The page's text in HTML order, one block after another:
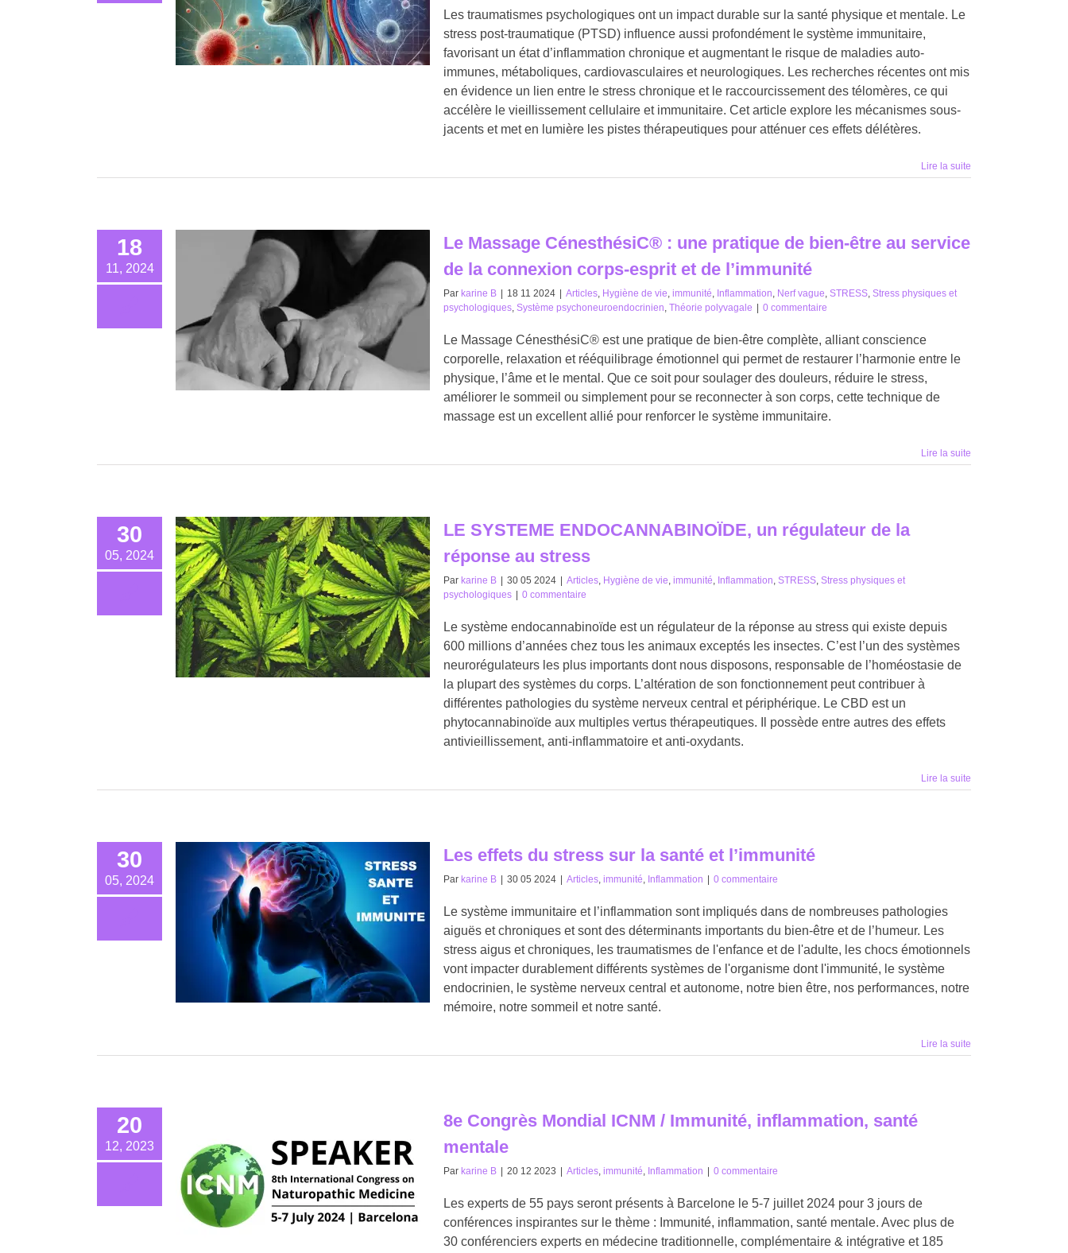
Les traumatismes psychologiques ont un impact durable sur la santé physique et mentale. Le
stress post-traumatique (PTSD) influence aussi profondément le système immunitaire,
favorisant un état d’inflammation chronique et augmentant le risque de maladies auto-
immunes, métaboliques, cardiovasculaires et neurologiques. Les recherches récentes ont mis
en évidence un lien entre le stress chronique et le raccourcissement des télomères, ce qui
accélère le vieillissement cellulaire et immunitaire. Cet article explore les mécanismes sous-
jacents et met en lumière les pistes thérapeutiques pour atténuer ces effets délétères.
Lire la suite
18
11, 2024
Le Massage CénesthésiC® : une pratique de bien-être au service
de la connexion corps-esprit et de l’immunité
Par karine B 18 11 2024 Articles, Hygiène de vie, immunité, Inflammation, Nerf vague, STRESS, Stress physiques et
psychologiques, Système psychoneuroendocrinien, Théorie polyvagale 0 commentaire
Le Massage CénesthésiC® est une pratique de bien-être complète, alliant conscience
corporelle, relaxation et rééquilibrage émotionnel qui permet de restaurer l’harmonie entre le
physique, l’âme et le mental. Que ce soit pour soulager des douleurs, réduire le stress,
améliorer le sommeil ou simplement pour se reconnecter à son corps, cette technique de
massage est un excellent allié pour renforcer le système immunitaire.
Lire la suite
30
05, 2024
LE SYSTEME ENDOCANNABINOÏDE, un régulateur de la
réponse au stress
Par karine B 30 05 2024 Articles, Hygiène de vie, immunité, Inflammation, STRESS, Stress physiques et
psychologiques
0 commentaire
Le système endocannabinoïde est un régulateur de la réponse au stress qui existe depuis
600 millions d’années chez tous les animaux exceptés les insectes. C’est l’un des systèmes
neurorégulateurs les plus importants dont nous disposons, responsable de l’homéostasie de
la plupart des systèmes du corps. L’altération de son fonctionnement peut contribuer à
différentes pathologies du système nerveux central et périphérique. Le CBD est un
phytocannabinoïde aux multiples vertus thérapeutiques. Il possède entre autres des effets
antivieillissement, anti-inflammatoire et anti-oxydants.
Lire la suite
30
05, 2024
Les effets du stress sur la santé et l’immunité
Par karine B 30 05 2024 Articles, immunité, Inflammation 0 commentaire
Le système immunitaire et l’inflammation sont impliqués dans de nombreuses pathologies
aiguës et chroniques et sont des déterminants importants du bien-être et de l’humeur. Les
stress aigus et chroniques, les traumatismes de l'enfance et de l'adulte, les chocs émotionnels
vont impacter durablement différents systèmes de l'organisme dont l'immunité, le système
endocrinien, le système nerveux central et autonome, notre bien être, nos performances, notre
mémoire, notre sommeil et notre santé.
Lire la suite
20
12, 2023
8e Congrès Mondial ICNM / Immunité, inflammation, santé
mentale
Par karine B 20 12 2023 Articles, immunité, Inflammation 0 commentaire
Les experts de 55 pays seront présents à Barcelone le 5-7 juillet 2024 pour 3 jours de
conférences inspirantes sur le thème : Immunité, inflammation, santé mentale. Avec plus de
30 conférenciers experts en médecine traditionnelle, complémentaire & intégrative et 185